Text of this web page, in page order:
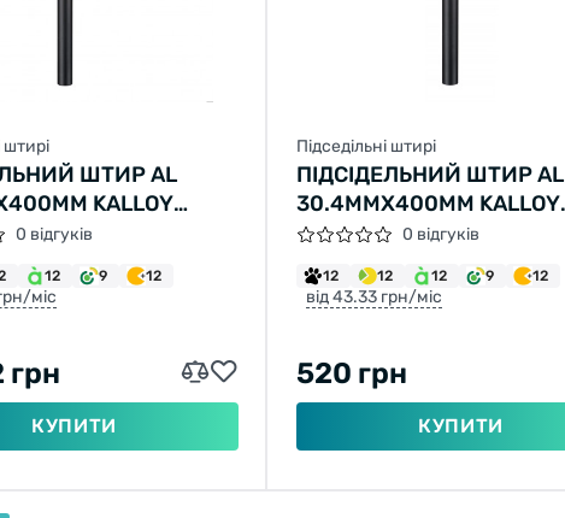
штирі
ШТИР AL
KALLOY
602 (ЧОРНИЙ)
0 відгуків
12 9 12
міс
грн
КУПИТИ
Підседільні штирі
ПІДСІДЕЛЬНИЙ ШТИР AL
30.4ММX400ММ KALLOY
"UNO" SP-602 (ЧОРНИЙ)
0 відгуків
12 12 12 9 12
від 43.33 грн/міс
520 грн
КУПИТИ